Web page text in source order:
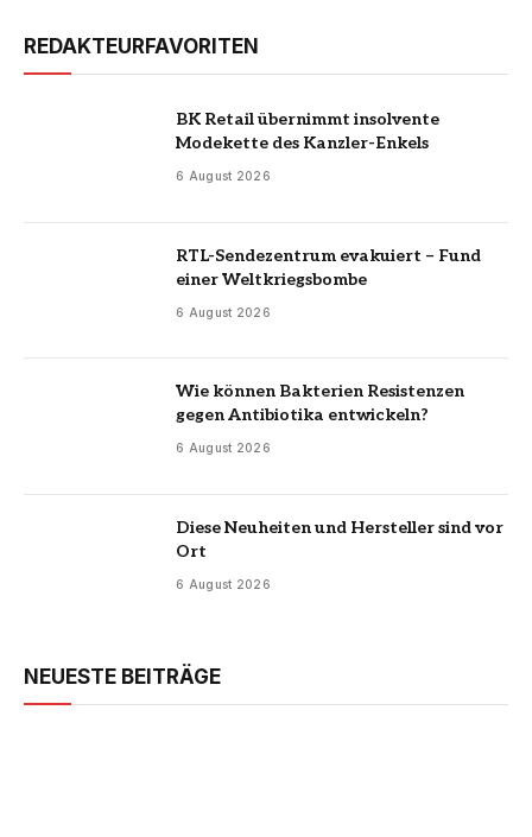
REDAKTEURFAVORITEN
BK Retail übernimmt insolvente
Modekette des Kanzler-Enkels
6 August 2026
RTL-Sendezentrum evakuiert – Fund
einer Weltkriegsbombe
6 August 2026
Wie können Bakterien Resistenzen
gegen Antibiotika entwickeln?
6 August 2026
Diese Neuheiten und Hersteller sind vor
Ort
6 August 2026
NEUESTE BEITRÄGE